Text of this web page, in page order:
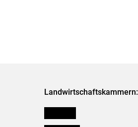
Landwirtschaftskammern: